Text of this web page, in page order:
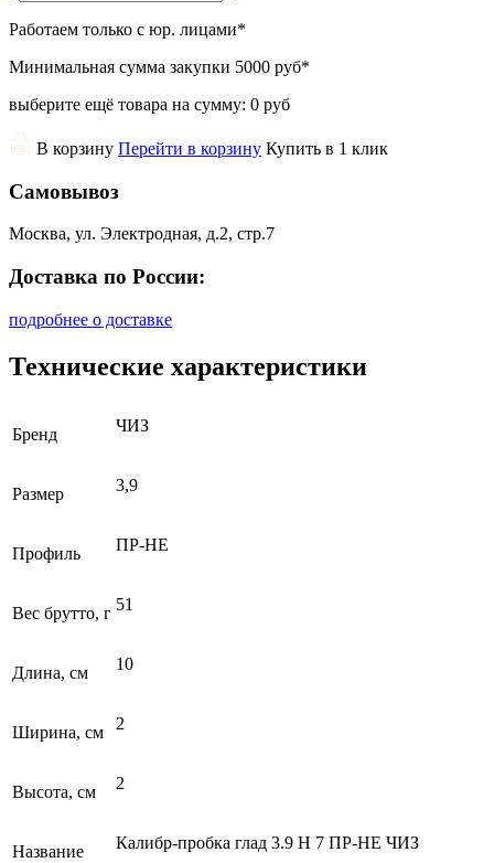
Работаем только с юр. лицами*
Минимальная сумма закупки 5000 руб*
выберите ещё товара на сумму: 0 руб
В корзину Перейти в корзину Купить в 1 клик
Самовывоз
Москва, ул. Электродная, д.2, стр.7
Доставка по России:
подробнее о доставке
Технические характеристики
Бренд ЧИЗ
Размер 3,9
Профиль ПР-НЕ
Вес брутто, г 51
Длина, см 10
Ширина, см 2
Высота, см 2
Название Калибр-пробка глад 3.9 Н 7 ПР-НЕ ЧИЗ